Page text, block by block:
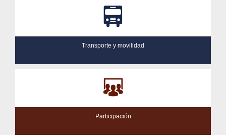
Transporte y movilidad
Participación